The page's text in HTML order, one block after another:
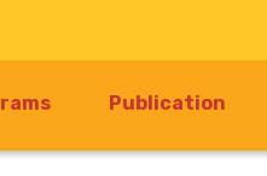
Publication